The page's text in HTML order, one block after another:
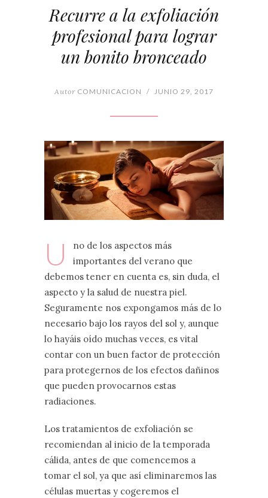
Recurre a la exfoliación
profesional para lograr
un bonito bronceado
Autor COMUNICACION / JUNIO 29, 2017
U
no de los aspectos más
importantes del verano que
debemos tener en cuenta es, sin duda, el
aspecto y la salud de nuestra piel.
Seguramente nos expongamos más de lo
necesario bajo los rayos del sol y, aunque
lo hayáis oído muchas veces, es vital
contar con un buen factor de protección
para protegernos de los efectos dañinos
que pueden provocarnos estas
radiaciones.
Los tratamientos de exfoliación se
recomiendan al inicio de la temporada
cálida, antes de que comencemos a
tomar el sol, ya que así eliminaremos las
células muertas y cogeremos el